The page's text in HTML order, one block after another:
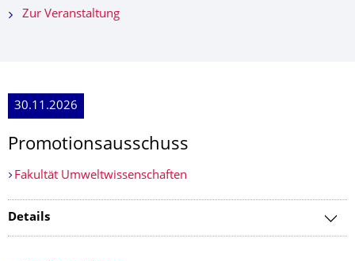
Zur Veranstaltung
30.11.2026
Promotionsausschuss
Fakultät Umweltwissenschaften
Details